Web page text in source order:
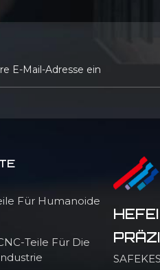
Für Humanoide
Teile Für Die